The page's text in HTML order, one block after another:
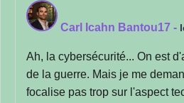
Carl Icahn Bantou17 -
Ah, la cybersécurité... On est
de la guerre. Mais je me
focalise pas trop sur l'aspect